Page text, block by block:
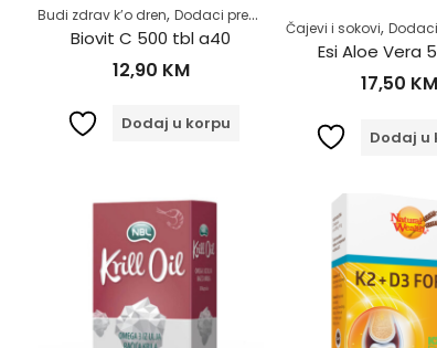
Budi zdrav k’o dren, Dodaci prehrani
Biovit C 500 tbl a40
12,90 KM
Dodaj u korpu
Čajevi i sokovi,
Esi Aloe Vera
17,50 KM
Dodaj u